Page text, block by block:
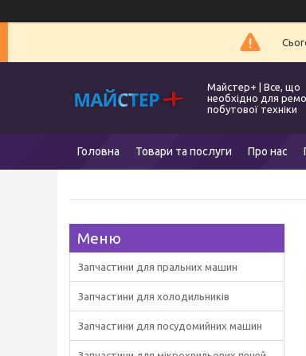
Майстер+ | Все, що
необхідно для
побутової техніки
Головна Товари та послуги Про нас
Запчастини для пральних машин
Запчастини для холодильників
Запчастини для посудомийних машин